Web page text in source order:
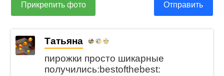
Прикрепить фото Отправить
Татьяна
пирожки просто шикарные
получились:bestofthebest: